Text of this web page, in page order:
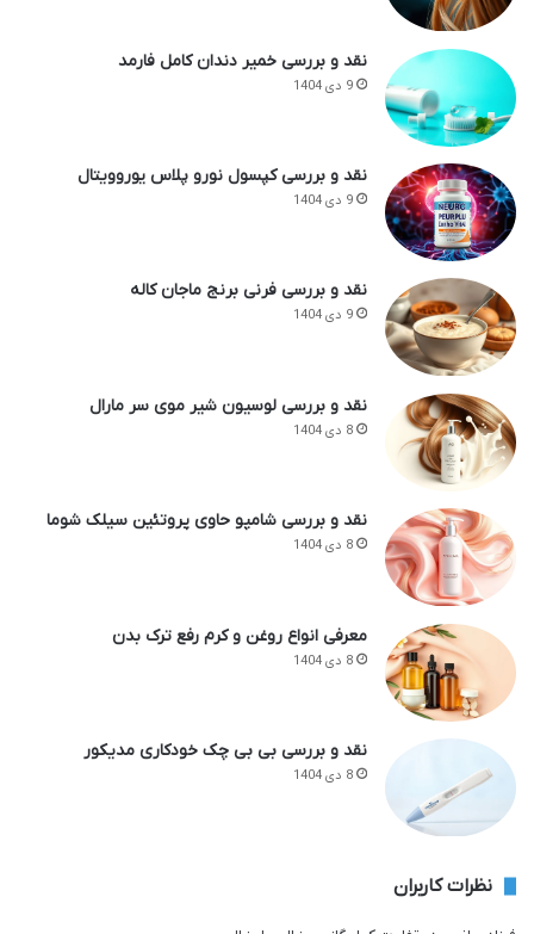
نقد و بررسی خمیر دندان کامل فارمد
9 دی 1404
نقد و بررسی کپسول نورو پلاس یوروویتال
9 دی 1404
نقد و بررسی فرنی برنج ماجان کاله
9 دی 1404
نقد و بررسی لوسیون شیر موی سر مارال
8 دی 1404
نقد و بررسی شامپو حاوی پروتئین سیلک شوما
8 دی 1404
معرفی انواع روغن و کرم رفع ترک بدن
8 دی 1404
نقد و بررسی بی بی چک خودکاری مدیکور
8 دی 1404
نظرات کاربران